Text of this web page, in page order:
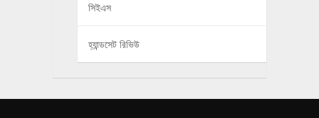
সিইএস
হ্যান্ডসেট রিভিউ